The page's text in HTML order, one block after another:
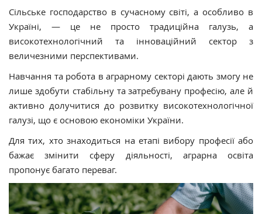
Сільське господарство в сучасному світі, а особливо в
Україні, — це не просто традиційна галузь, а
високотехнологічний та інноваційний сектор з
величезними перспективами.
Навчання та робота в аграрному секторі дають змогу не
лише здобути стабільну та затребувану професію, але й
активно долучитися до розвитку високотехнологічної
галузі, що є основою економіки України.
Для тих, хто знаходиться на етапі вибору професії або
бажає змінити сферу діяльності, аграрна освіта
пропонує багато переваг.